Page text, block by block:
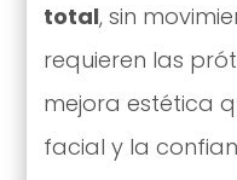
total, sin
requieren las
mejora estética
facial y la